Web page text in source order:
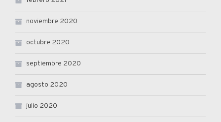
noviembre 2020
octubre 2020
septiembre 2020
agosto 2020
julio 2020